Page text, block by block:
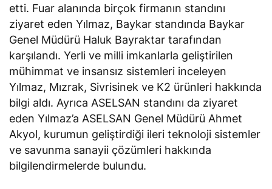
etti. Fuar alanında birçok firmanın standını
ziyaret eden Yılmaz, Baykar standında Baykar
Genel Müdürü Haluk Bayraktar tarafından
karşılandı. Yerli ve milli imkanlarla geliştirilen
mühimmat ve insansız sistemleri inceleyen
Yılmaz, Mızrak, Sivrisinek ve K2 ürünleri hakkında
bilgi aldı. Ayrıca ASELSAN standını da ziyaret
eden Yılmaz’a ASELSAN Genel Müdürü Ahmet
Akyol, kurumun geliştirdiği ileri teknoloji sistemler
ve savunma sanayii çözümleri hakkında
bilgilendirmelerde bulundu.